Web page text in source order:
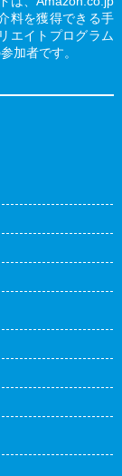
料を獲得できる手
エイトプログラム
加者です。